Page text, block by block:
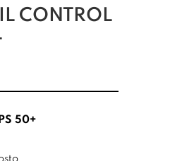
CONTROL
50+